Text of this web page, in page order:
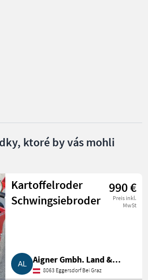
inzeráty
ktoré by vás mohli
Kartoffelroder
Schwingsiebroder
990 €
Preis inkl.
MwSt
Aigner Gmbh. Land &
Gartentechnik, Agrar
8063 Eggersdorf Bei Graz